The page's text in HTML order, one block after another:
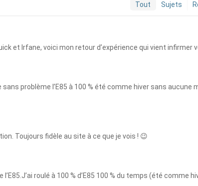
Tout Sujets
et Irfane, voici mon retour d’expérience qui vient infirmer
problème l’E85 à 100 % été comme hiver sans
Toujours fidèle au site à ce que je vois ! 😉
roulé à 100 % d’E85 100 % du temps (été comme